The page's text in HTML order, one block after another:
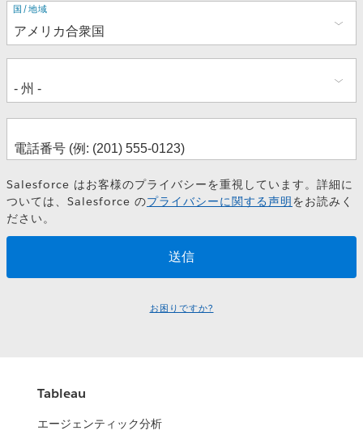
住
所
国/地域
Salesforce はお客様のプライバシーを重視しています。詳細に
ついては、Salesforce のプライバシーに関する声明をお読みく
ださい。
お困りですか?
Tableau
エージェンティック分析